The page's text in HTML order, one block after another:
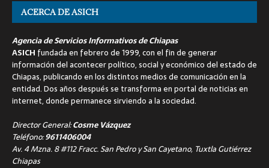
ACERCA DE ASICH
Agencia de Servicios Informativos de Chiapas
ASICH fundada en febrero de 1999, con el fin de generar
información del acontecer político, social y económico del estado de
Chiapas, publicando en los distintos medios de comunicación en la
entidad. Dos años después se transforma en portal de noticias en
internet, donde permanece sirviendo a la sociedad.
Director General:Cosme Vázquez
Teléfono:9611406004
Av. 4 Mzna. 8 #112 Fracc. San Pedro y San Cayetano, Tuxtla Gutiérrez
Chiapas